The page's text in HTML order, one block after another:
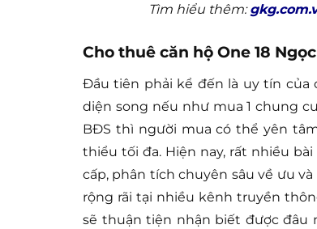
Tìm hiểu thêm:
Cho thuê căn hộ One 18
Đầu tiên phải kể đến là uy tín của
diện song nếu như mua 1 chung
BĐS thì người mua có thể yên
thiểu tối đa. Hiện nay, rất nhiều
cấp, phân tích chuyên sâu về ưu
rộng rãi tại nhiều kênh truyền
sẽ thuận tiện nhận biết được đâu